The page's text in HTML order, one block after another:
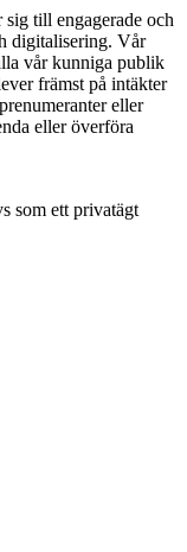
till engagerade och
digitalisering. Vår
vår kunniga publik
främst på intäkter
eller
eller överföra
som ett privatägt